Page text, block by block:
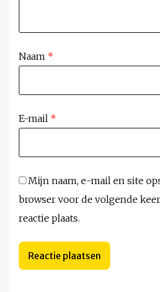
Naam *
E-mail *
Mijn naam, e-mail en site
browser voor de volgende
reactie plaats.